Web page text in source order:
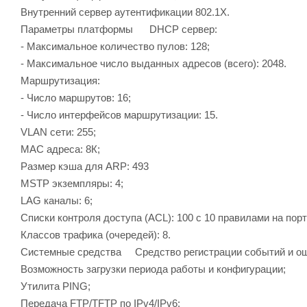
Внутренний сервер аутентификации 802.1X.
Параметры платформы DHCP сервер:
- Максимальное количество пулов: 128;
- Максимальное число выданных адресов (всего): 2048.
Маршрутизация:
- Число маршрутов: 16;
- Число интерфейсов маршрутизации: 15.
VLAN сети: 255;
MAC адреса: 8К;
Размер кэша для ARP: 493
MSTP экземпляры: 4;
LAG каналы: 6;
Списки контроля доступа (ACL): 100 с 10 правилами на
Классов трафика (очередей): 8.
Системные средства Средство регистрации событий и
Возможность загрузки периода работы и конфигурации;
Утилита PING;
Передача FTP/TFTP по IPv4/IPv6;